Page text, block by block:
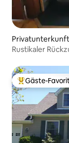
Rustikaler
Beliebter Gäste-
Gäste-